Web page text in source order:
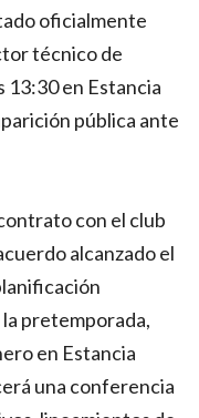
oficialmente
técnico de
13:30 en Estancia
pública ante
con el club
alcanzado el
pretemporada,
en Estancia
una conferencia